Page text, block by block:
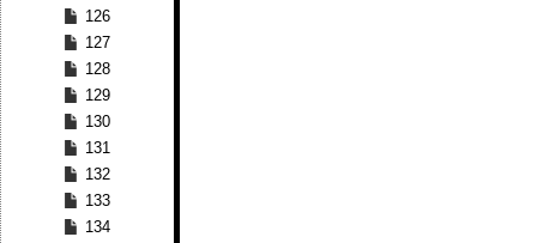
126
127
128
129
130
131
132
133
134